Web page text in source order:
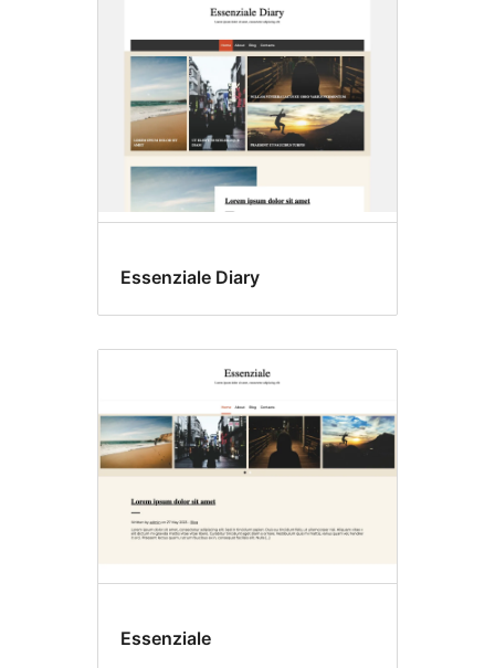
Essenziale Diary
Essenziale